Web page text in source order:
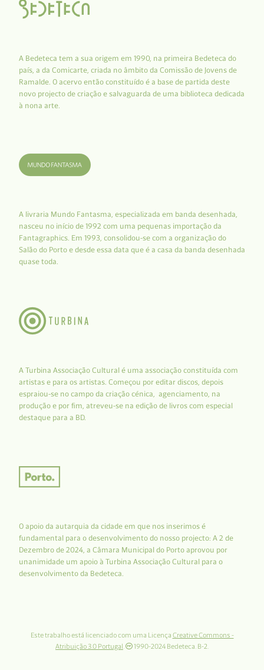
A Bedeteca tem a sua origem em 1990, na primeira Bedeteca do
país, a da Comicarte, criada no âmbito da Comissão de Jovens de
Ramalde. O acervo então constituído é a base de partida deste
novo projecto de criação e salvaguarda de uma biblioteca dedicada
à nona arte.
A livraria Mundo Fantasma, especializada em banda desenhada,
nasceu no início de 1992 com uma pequenas importação da
Fantagraphics. Em 1993, consolidou-se com a organização do
Salão do Porto e desde essa data que é a casa da banda desenhada
quase toda.
A Turbina Associação Cultural é uma associação constituída com
artistas e para os artistas. Começou por editar discos, depois
espraiou-se no campo da criação cénica, agenciamento, na
produção e por fim, atreveu-se na edição de livros com especial
destaque para a BD.
O apoio da autarquia da cidade em que nos inserimos é
fundamental para o desenvolvimento do nosso projecto: A 2 de
Dezembro de 2024, a Câmara Municipal do Porto aprovou por
unanimidade um apoio à Turbina Associação Cultural para o
desenvolvimento da Bedeteca.
Este trabalho está licenciado com uma Licença Creative Commons -
Atribuição 3.0 Portugal
1990-2024 Bedeteca. B-2.